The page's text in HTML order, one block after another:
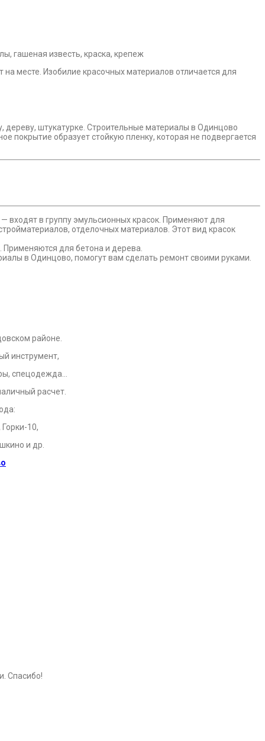
месте. Изобилие красочных материалов отличается для
штукатурке. Строительные материалы в Одинцово
покрытие образует стойкую пленку, которая не подвергается
входят в группу эмульсионных красок. Применяют для
отделочных материалов. Этот вид красок
для бетона и дерева.
в Одинцово, помогут вам сделать ремонт своими руками.
районе.
инструмент,
спецодежда…
расчет.
10,
и др.
Спасибо!